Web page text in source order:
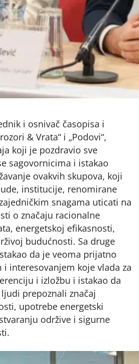
i osnivač časopisa i
& Vrata“ i „Podovi“,
koji je pozdravio sve
sagovornicima i istakao
ovakvih skupova, koji
institucije, renomirane
snagama uticati na
o značaju racionalne
energetskoj efikasnosti,
budućnosti. Sa druge
da je veoma prijatno
i interesovanjem koje vlada za
i izložbu i istakao da
prepoznali značaj
upotrebe energetski
održive i sigurne